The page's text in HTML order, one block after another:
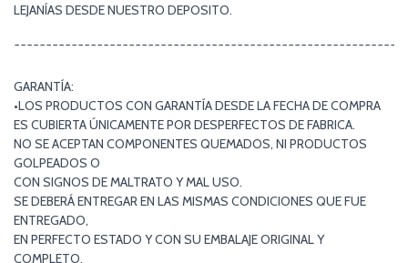
LEJANÍAS DESDE NUESTRO DEPOSITO.
GARANTÍA:
•LOS PRODUCTOS CON GARANTÍA DESDE LA FECHA DE COMPRA
ES CUBIERTA ÚNICAMENTE POR DESPERFECTOS DE FABRICA.
NO SE ACEPTAN COMPONENTES QUEMADOS, NI PRODUCTOS
GOLPEADOS O
CON SIGNOS DE MALTRATO Y MAL USO.
SE DEBERÁ ENTREGAR EN LAS MISMAS CONDICIONES QUE FUE
ENTREGADO,
EN PERFECTO ESTADO Y CON SU EMBALAJE ORIGINAL Y
COMPLETO.